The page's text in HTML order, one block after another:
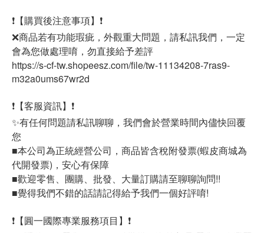
❗【購買後注意事項】❗
❌商品若有功能瑕疵，外觀重大問題，請私訊我們，一定
會為您做處理唷，勿直接給予差評
https://s-cf-tw.shopeesz.com/file/tw-11134208-7ras9-
m32a0ums67wr2d
❗【客服資訊】❗
✨有任何問題請私訊聊聊，我們會於營業時間內儘快回覆
您
■本公司為正統經營公司，商品皆含稅附發票(蝦皮商城為
代開發票)，安心有保障
■歡迎零售、團購、批發、大量訂購請至聊聊詢問!!
■覺得我們不錯的話請記得給予我們一個好評唷!
❗【圓一國際專業服務項目】❗